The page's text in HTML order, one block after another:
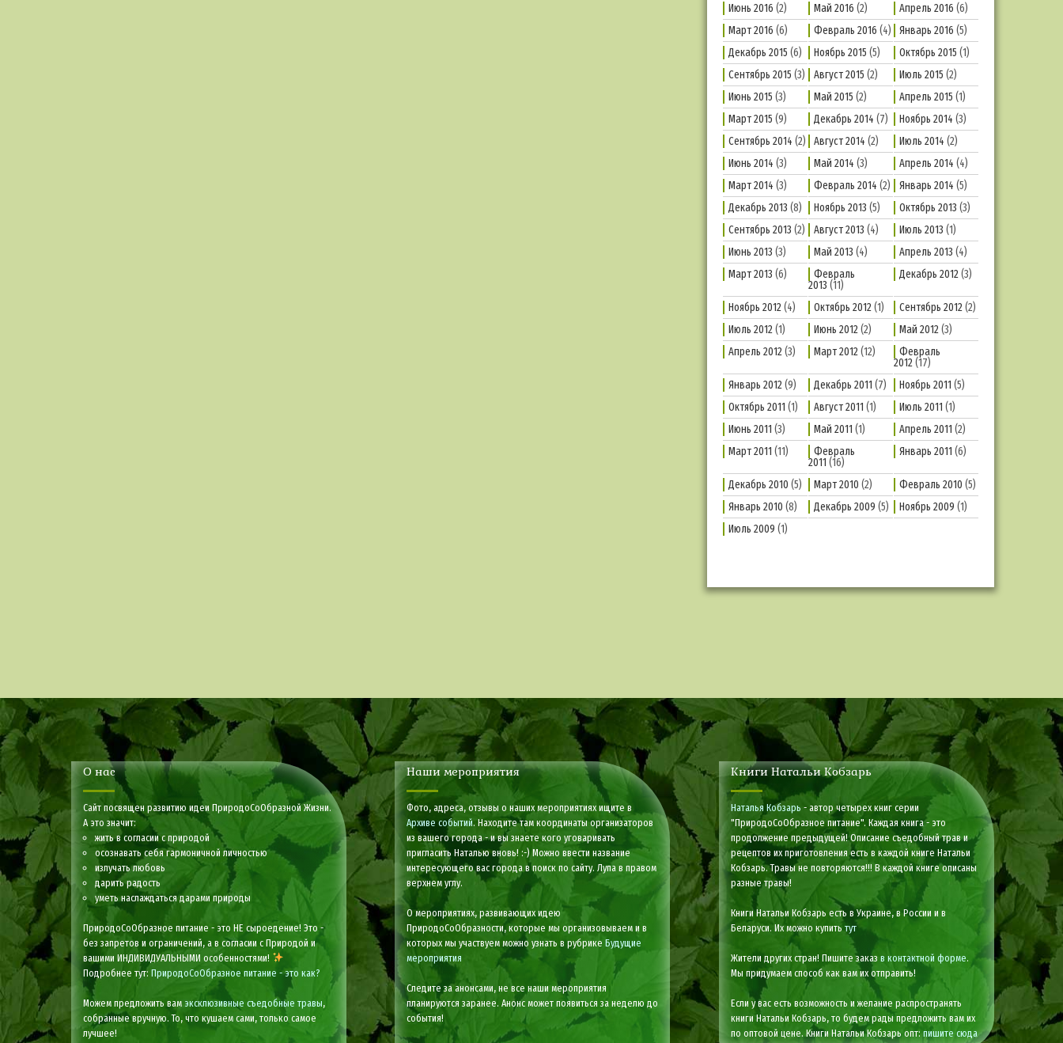
Июнь 2016 (2) Май 2016 (2) Апрель 2016 (6)
Март 2016 (6) Февраль 2016 (4) Январь 2016 (5)
Декабрь 2015 (6) Ноябрь 2015 (5) Октябрь 2015 (1)
Сентябрь 2015 (3) Август 2015 (2) Июль 2015 (2)
Июнь 2015 (3) Май 2015 (2) Апрель 2015 (1)
Март 2015 (9) Декабрь 2014 (7) Ноябрь 2014 (3)
Сентябрь 2014 (2) Август 2014 (2) Июль 2014 (2)
Июнь 2014 (3) Май 2014 (3) Апрель 2014 (4)
Март 2014 (3) Февраль 2014 (2) Январь 2014 (5)
Декабрь 2013 (8) Ноябрь 2013 (5) Октябрь 2013 (3)
Сентябрь 2013 (2) Август 2013 (4) Июль 2013 (1)
Июнь 2013 (3) Май 2013 (4) Апрель 2013 (4)
Март 2013 (6)
Февраль
2013 (11)
Декабрь 2012(3)
Ноябрь 2012(4) Октябрь 2012(1) Сентябрь 2012(2)
Июль 2012(1) Июнь 2012(2) Май 2012(3)
Апрель 2012(3) Март 2012(12)
Февраль
2012(17)
Январь 2012(9) Декабрь 2011 (7) Ноябрь 2011 (5)
Октябрь 2011 (1) Август 2011 (1) Июль 2011 (1)
Июнь 2011 (3) Май 2011 (1) Апрель 2011 (2)
Март 2011 (11)
Февраль
2011 (16)
Январь 2011 (6)
Декабрь 2010 (5) Март 2010 (2) Февраль 2010 (5)
Январь 2010 (8) Декабрь 2009 (5) Ноябрь 2009 (1)
Июль 2009 (1)
О нас
Сайт посвящен развитию идеи ПриродоСоОбразной Жизни.
А это значит:
жить в согласии с природой
осознавать себя гармоничной личностью
излучать любовь
дарить радость
уметь наслаждаться дарами природы
ПриродоСоОбразное питание - это НЕ сыроедение! Это -
без запретов и ограничений, а в согласии с Природой и
вашими ИНДИВИДУАЛЬНЫМИ особенностями!
Подробнее тут: ПриродоСоОбразное питание - это как?
Можем предложить вам эксклюзивные съедобные травы,
собранные вручную. То, что кушаем сами, только самое
лучшее!
Наши мероприятия
Фото, адреса, отзывы о наших мероприятиях ищите в
Архиве событий. Находите там координаты организаторов
из вашего города - и вы знаете кого уговаривать
пригласить Наталью вновь! :-) Можно ввести название
интересующего вас города в поиск по сайту. Лупа в правом
верхнем углу.
О мероприятиях, развивающих идею
ПриродоСоОбразности, которые мы организовываем и в
которых мы участвуем можно узнать в рубрикеБудущие
мероприятия
Следите за анонсами, не все наши мероприятия
планируются заранее. Анонс может появиться за неделю до
события!
Книги Натальи Кобзарь
Наталья Кобзарь - автор четырех книг серии
"ПриродоСоОбразное питание". Каждая книга - это
продолжение предыдущей! Описание съедобный трав и
рецептов их приготовления есть в каждой книге Натальи
Кобзарь. Травы не повторяются!!! В каждой книге описаны
разные травы!
Книги Натальи Кобзарь есть в Украине, в России и в
Беларуси. Их можно купить тут
Жители других стран! Пишите заказ в контактной форме.
Мы придумаем способ как вам их отправить!
Если у вас есть возможность и желание распространять
книги Натальи Кобзарь, то будем рады предложить вам их
по оптовой цене. Книги Натальи Кобзарь опт:пишите сюда